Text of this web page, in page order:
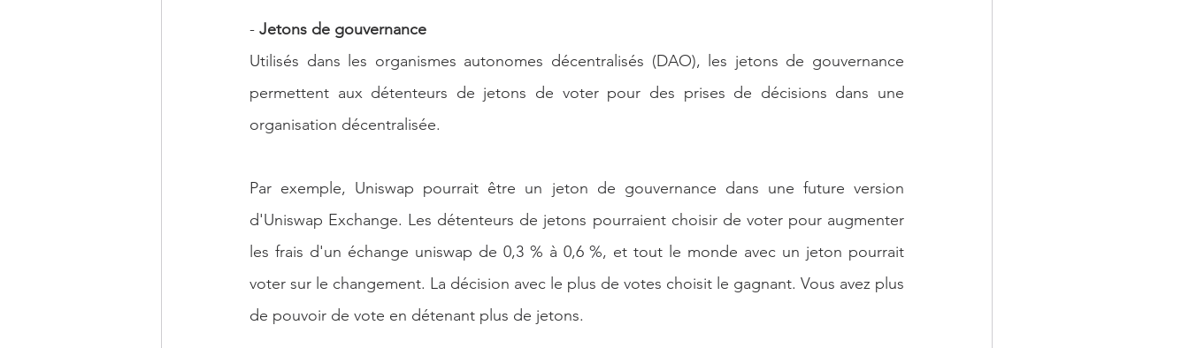
- Jetons de gouvernance
Utilisés dans les organismes autonomes décentralisés (DAO), les jetons de gouvernance
permettent aux détenteurs de jetons de voter pour des prises de décisions dans une
organisation décentralisée.
Par exemple, Uniswap pourrait être un jeton de gouvernance dans une future version
d'Uniswap Exchange. Les détenteurs de jetons pourraient choisir de voter pour augmenter
les frais d'un échange uniswap de 0,3 % à 0,6 %, et tout le monde avec un jeton pourrait
voter sur le changement. La décision avec le plus de votes choisit le gagnant. Vous avez plus
de pouvoir de vote en détenant plus de jetons.